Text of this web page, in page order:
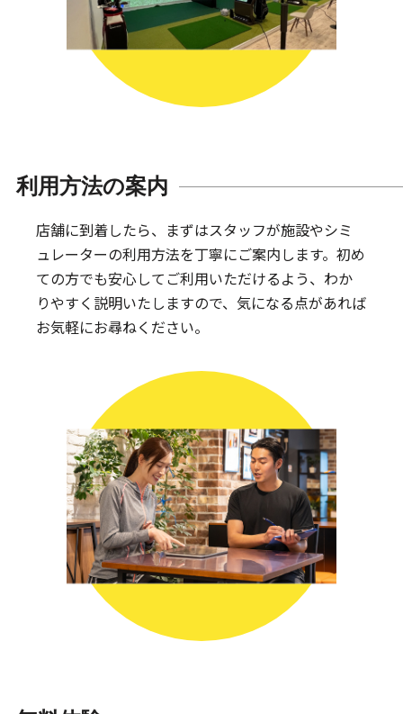
利用方法の案内
店舗に到着したら、まずはスタッフが施設やシミ
ュレーターの利用方法を丁寧にご案内します。初め
ての方でも安心してご利用いただけるよう、わか
りやすく説明いたしますので、気になる点があれば
お気軽にお尋ねください。